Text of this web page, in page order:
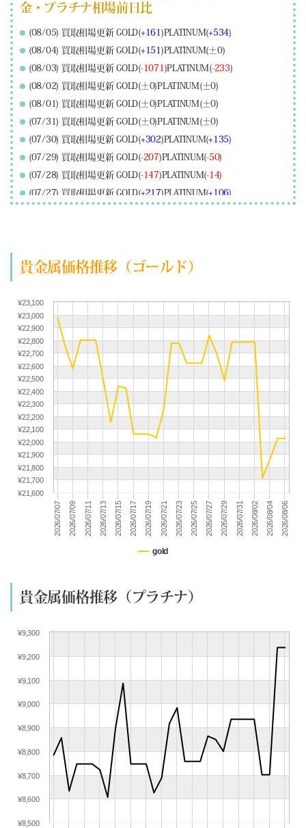
金・プラチナ相場前日比
(08/05) 買取相場更新 GOLD(+161 )PLATINUM(+534)
(08/04) 買取相場更新 GOLD(+151 )PLATINUM(±0)
(08/03) 買取相場更新 GOLD(-1071 )PLATINUM(-233)
(08/02) 買取相場更新 GOLD(±0)PLATINUM(±0)
(08/01) 買取相場更新 GOLD(±0)PLATINUM(±0)
(07/31) 買取相場更新 GOLD(±0)PLATINUM(±0)
(07/30) 買取相場更新 GOLD(+302)PLATINUM(+135)
(07/29) 買取相場更新 GOLD(-207)PLATINUM(-50)
(07/28) 買取相場更新 GOLD(-147)PLATINUM(-14)
(07/27) 買取相場更新 GOLD(+217)PLATINUM(+106)
(07/23) 買取相場更新 GOLD(±0)PLATINUM(
(07/21) 買取相場更新 GOLD(+227)PLATINUM(+63)
(07/20) 買取相場更新 GOLD(-29)PLATINUM(-121)
(07/19) 買取相場更新 GOLD(±0)PLATINUM(±0)
(07/18) 買取相場更新 GOLD(±0)PLATINUM(±0)
(07/17) 買取相場更新 GOLD(
)PLATINUM( -339)
(07/16) 買取相場更新 GOLD(
)PLATINUM(
(07/15) 買取相場更新 GOLD(+283)PLATINUM(+288)
(07/14) 買取相場更新 GOLD(
-338)PLATINUM(
(07/13) 買取相場更新 GOLD(-309)PLATINUM(-25)
(07/12) 買取相場更新 GOLD(±0)PLATINUM(±0)
(07/11) 買取相場更新 GOLD(±0)PLATINUM(±0)
(07/10) 買取相場更新 GOLD(
+225 )PLATINUM(+113
(07/09) 買取相場更新 GOLD(
-173 )PLATINUM(-223)
(07/08) 買取相場更新 GOLD(
-226 )PLATINUM(+72)
(07/07) 買取相場更新 GOLD(-61)PLATINUM(
(07/04) 買取相場更新 GOLD(±0)PLATINUM(±0)
(07/02) 買取相場更新 GOLD(
(07/01) 買取相場更新 GOLD(+383)PLATINUM(+48)
(06/29) 買取相場更新 GOLD(
(06/28) 買取相場更新 GOLD(±0)PLATINUM(±0)
(06/27) 買取相場更新 GOLD(±0)PLATINUM(±0)
(06/26) 買取相場更新 GOLD(
)PLATINUM( +95)
(06/25) 買取相場更新 GOLD(-575 )PLATINUM(
(06/24) 買取相場更新 GOLD(
-496)PLATINUM(
(06/23) 買取相場更新 GOLD(+91)PLATINUM(+10)
貴金属価格推移（ゴールド）
gold
2026/07/07 2026/07/09 2026/07/11 2026/07/13 2026/07/15 2026/07/17 2026/07/19 2026/07/21 2026/07/23 2026/07/25 2026/07/27 2026/07/29 2026/07/31 2026/08/02 2026/08/04 2026/08/06
¥21,600
¥21,700
¥21,800
¥21,900
¥22,000
¥22,100
¥22,200
¥22,300
¥22,400
¥22,500
¥22,600
¥22,700
¥22,800
¥22,900
¥23,000
¥23,100
貴金属価格推移（プラチナ）
¥8,500
¥8,600
¥8,700
¥8,800
¥8,900
¥9,000
¥9,100
¥9,200
¥9,300